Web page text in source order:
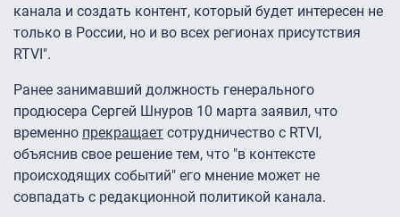
канала и создать контент, который будет интересен не
только в России, но и во всех регионах присутствия
RTVI".
Ранее занимавший должность генерального
продюсера Сергей Шнуров 10 марта заявил, что
временно прекращает сотрудничество с RTVI,
объяснив свое решение тем, что "в контексте
происходящих событий" его мнение может не
совпадать с редакционной политикой канала.